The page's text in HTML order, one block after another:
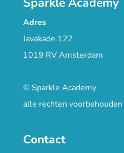
Adres
Javakade 122
1019 RV Amsterdam
© Sparkle Academy
alle rechten voorbehouden
Contact